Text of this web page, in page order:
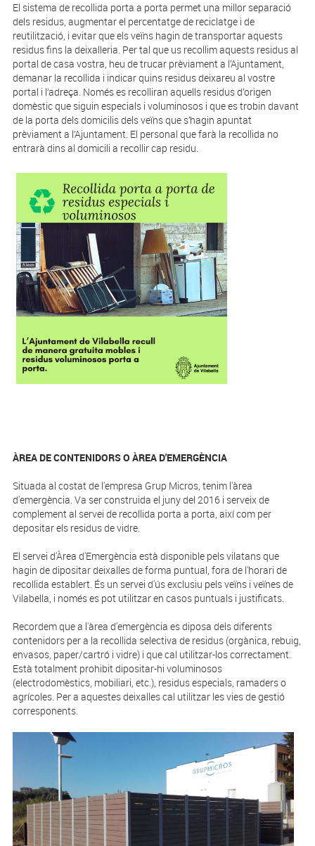
El sistema de recollida porta a porta permet una millor separació
dels residus, augmentar el percentatge de reciclatge i de
reutilització, i evitar que els veïns hagin de transportar aquests
residus fins la deixalleria. Per tal que us recollim aquests residus al
portal de casa vostra, heu de trucar prèviament a l’Ajuntament,
demanar la recollida i indicar quins residus deixareu al vostre
portal i l’adreça. Només es recolliran aquells residus d’origen
domèstic que siguin especials i voluminosos i que es trobin davant
de la porta dels domicilis dels veïns que s’hagin apuntat
prèviament a l’Ajuntament. El personal que farà la recollida no
entrarà dins al domicili a recollir cap residu.
ÀREA DE CONTENIDORS O ÀREA D'EMERGÈNCIA
Situada al costat de l'empresa Grup Micros, tenim l'àrea
d'emergència. Va ser construida el juny del 2016 i serveix de
complement al servei de recollida porta a porta, així com per
depositar els residus de vidre.
El servei d'Àrea d'Emergència està disponible pels vilatans que
hagin de dipositar deixalles de forma puntual, fora de l'horari de
recollida establert. És un servei d'ús exclusiu pels veïns i veïnes de
Vilabella, i només es pot utilitzar en casos puntuals i justificats.
Recordem que a l'àrea d'emergència es diposa dels diferents
contenidors per a la recollida selectiva de residus (orgànica, rebuig,
envasos, paper/cartró i vidre) i que cal utilitzar-los correctament.
Està totalment prohibit dipositar-hi voluminosos
(electrodomèstics, mobiliari, etc.), residus especials, ramaders o
agrícoles. Per a aquestes deixalles cal utilitzar les vies de gestió
corresponents.